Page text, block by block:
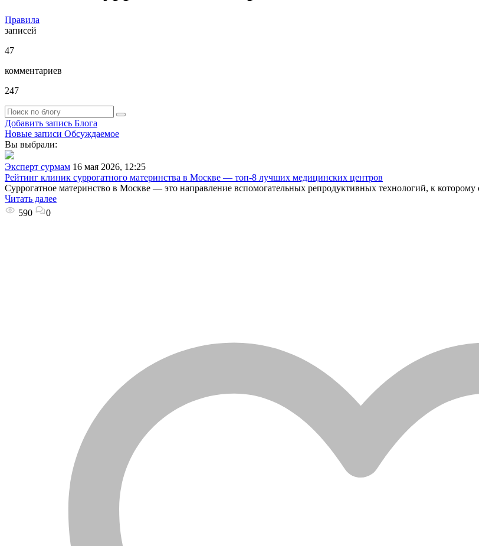
Правила
записей
47
комментариев
247
Добавить запись Блога
Новые записи Обсуждаемое
Вы выбрали:
Эксперт сурмам 16 мая 2026, 12:25
Рейтинг клиник суррогатного материнства в Москве — топ-8 лучших медицинских центров
Суррогатное материнство в Москве — это направление вспомогательных репродуктивных технологий, к
Читать далее
590
0